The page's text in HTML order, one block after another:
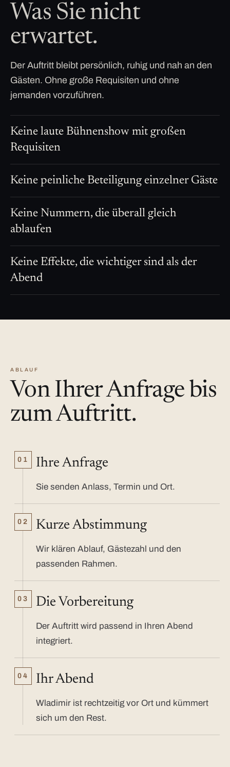
Was Sie nicht
erwartet.
Der Auftritt bleibt persönlich, ruhig und nah an den
Gästen. Ohne große Requisiten und ohne
jemanden vorzuführen.
Keine laute Bühnenshow mit großen
Requisiten
Keine peinliche Beteiligung einzelner Gäste
Keine Nummern, die überall gleich
ablaufen
Keine Effekte, die wichtiger sind als der
Abend
ABLAUF
Von Ihrer Anfrage bis
zum Auftritt.
01 Ihre Anfrage
Sie senden Anlass, Termin und Ort.
02 Kurze Abstimmung
Wir klären Ablauf, Gästezahl und den
passenden Rahmen.
03 Die Vorbereitung
Der Auftritt wird passend in Ihren Abend
integriert.
04 Ihr Abend
Wladimir ist rechtzeitig vor Ort und kümmert
sich um den Rest.